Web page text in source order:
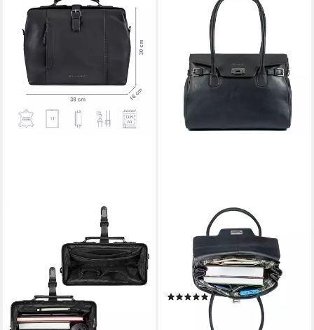
Handtasche "Casey" Vintage
Handtasche Leder Damen
Herren Arzttasche
149,90 € UVP174,90 €
-14%
lieferbar - in 2-3 Werktagen bei dir
Henkeltasche Damen Echt
Leder Handtasche
Schultertasche Vintage Bag
Tasche, Reißverschlussfach
(1)
UVP 349,90 €